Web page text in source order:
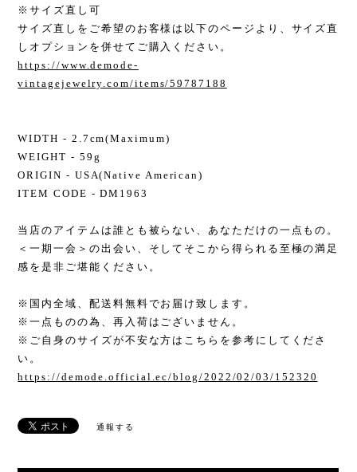
※サイズ直し可
サイズ直しをご希望のお客様は以下のページより、サイズ直
しオプションを併せてご購入ください。
https://www.demode-
vintagejewelry.com/items/59787188
WIDTH - 2.7cm(Maximum)
WEIGHT - 59g
ORIGIN - USA(Native American)
ITEM CODE - DM1963
当店のアイテムは誰とも被らない、あなただけの一点もの。
＜一期一会＞の出会い、そしてそこから得られる至極の満足
感を是非ご堪能ください。
※国内全域、配送料無料でお届け致します。
※一点ものの為、再入荷はございません。
※ご自身のサイズが不安な方はこちらを参考にしてくださ
い。
https://demode.official.ec/blog/2022/02/03/152320
通報する